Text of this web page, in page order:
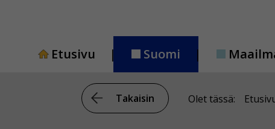
Etusivu
Suomi
Takaisin Olet tässä: